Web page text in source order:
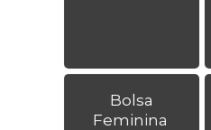
Bolsa
Feminina